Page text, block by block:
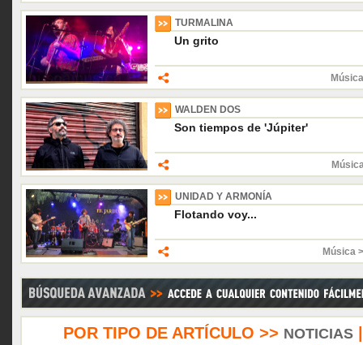
TURMALINA
Un grito
WALDEN DOS
Son tiempos de 'Júpiter'
UNIDAD Y ARMONÍA
Flotando voy...
Música
POR TIPO DE ARTÍCULO >> NOTICIAS